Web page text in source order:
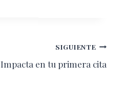
SIGUIENTE
Impacta en tu primera cita